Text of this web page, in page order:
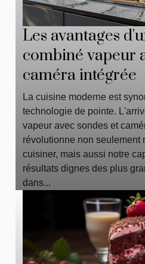
Les avantages
combiné vapeur
caméra intégrée
La cuisine moderne est
technologie de pointe.
vapeur avec sondes et
révolutionne non seulement
cuisiner, mais aussi notre
résultats dignes des plus
dans...